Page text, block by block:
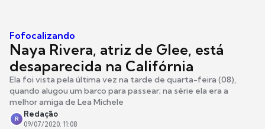
Fofocalizando
Naya Rivera, atriz de Glee, está
desaparecida na Califórnia
Ela foi vista pela última vez na tarde de quarta-feira (08),
quando alugou um barco para passear; na série ela era a
melhor amiga de Lea Michele
R
Redação
09/07/2020, 11:08